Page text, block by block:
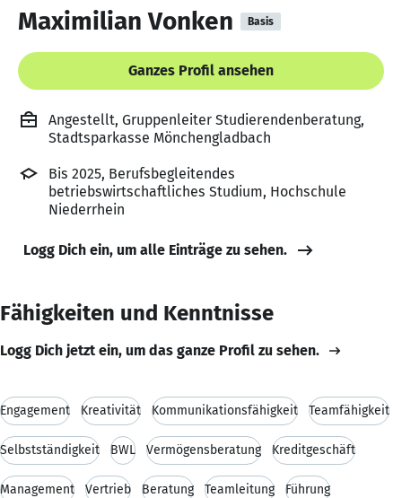
Maximilian Vonken Basis
Ganzes Profil ansehen
Angestellt, Gruppenleiter Studierendenberatung,
Stadtsparkasse Mönchengladbach
Bis 2025, Berufsbegleitendes
betriebswirtschaftliches Studium, Hochschule
Niederrhein
Logg Dich ein, um alle Einträge zu sehen.
Fähigkeiten und Kenntnisse
Logg Dich jetzt ein, um das ganze Profil zu sehen.
Engagement Kreativität Kommunikationsfähigkeit Teamfähigkeit
Selbstständigkeit BWL Vermögensberatung Kreditgeschäft
Management Vertrieb Beratung Teamleitung Führung